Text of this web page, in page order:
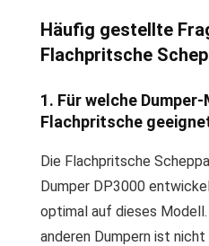
Häufig gestellte
Flachpritsche
1. Für welche
Flachpritsche
Die Flachpritsche
Dumper DP3000
optimal auf dieses
anderen Dumpern ist